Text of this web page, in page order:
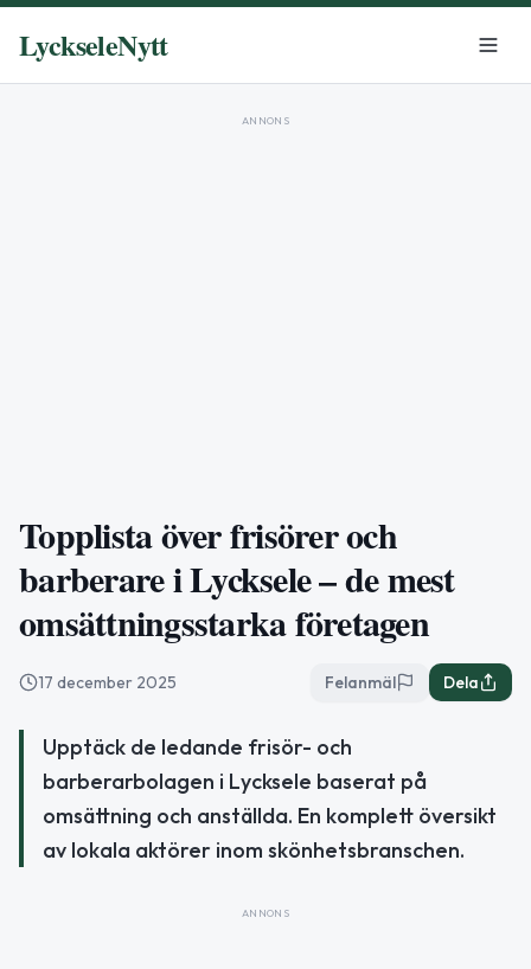
LyckseleNytt
ANNONS
Topplista över frisörer och
barberare i Lycksele – de mest
omsättningsstarka företagen
17 december 2025 Felanmäl Dela
Upptäck de ledande frisör- och
barberarbolagen i Lycksele baserat på
omsättning och anställda. En komplett översikt
av lokala aktörer inom skönhetsbranschen.
ANNONS